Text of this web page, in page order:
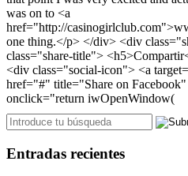
Entradas recientes